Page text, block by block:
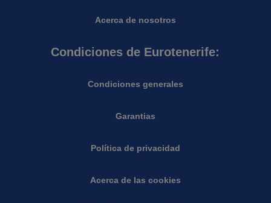
Acerca de nosotros
Condiciones de Eurotenerife:
Condiciones generales
Garantias
Política de privacidad
Acerca de las cookies